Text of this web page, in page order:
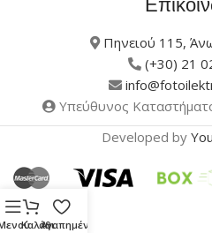
Πηνειού 115,
(+30) 21
Υπεύθυνος
Developed by
ΚαλάθιΑγαπημένα